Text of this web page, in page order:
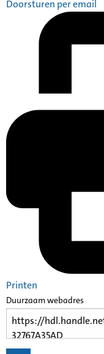
Doorsturen per email
Printen
Duurzaam webadres